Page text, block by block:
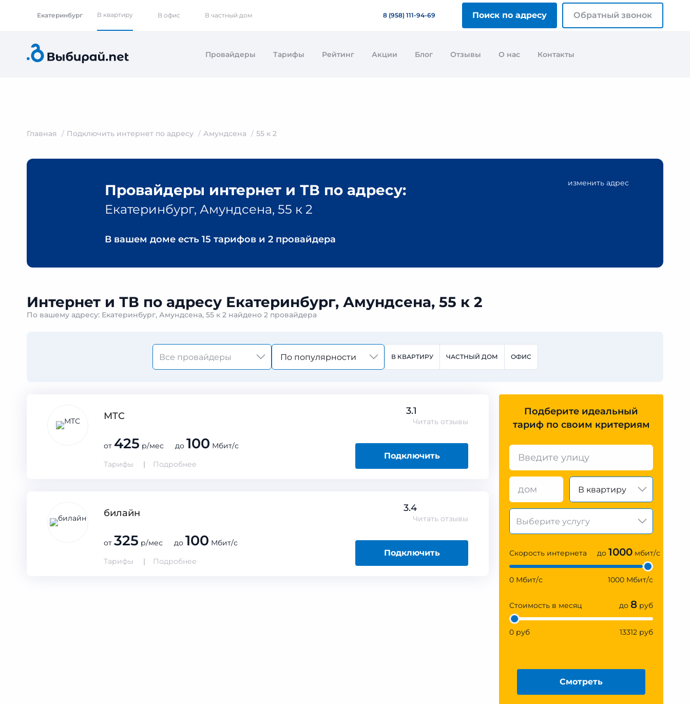
Екатеринбург В квартиру В офис В частный дом 8 (958) 111-94-69 Поиск по адресу Обратный звонок
Провайдеры Тарифы Рейтинг Акции Блог Отзывы О нас Контакты
Главная Подключить интернет по адресу Амундсена 55 к 2
изменить адрес
Провайдеры интернет и ТВ по адресу:
Екатеринбург, Амундсена, 55 к 2
В вашем доме есть 15 тарифов и 2 провайдера
Интернет и ТВ по адресу Екатеринбург, Амундсена, 55 к 2
По вашему адресу: Екатеринбург, Амундсена, 55 к 2 найдено 2 провайдера
По популярности В КВАРТИРУ ЧАСТНЫЙ ДОМ ОФИС
МТС 3.1
Читать отзывы
от 425 р/мес до 100 Мбит/с
Тарифы
Подробнее
Подключить
билайн 3.4
Читать отзывы
от 325 р/мес до 100 Мбит/с
Тарифы
Подробнее
Подключить
Подберите идеальный
тариф по своим критериям
В квартиру
Скорость интернета до 1000 мбит/с
0 Мбит/с 1000 Мбит/с
Стоимость в месяц до 8 руб
0 руб 13312 руб
Смотреть